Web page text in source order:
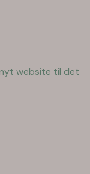
website til det